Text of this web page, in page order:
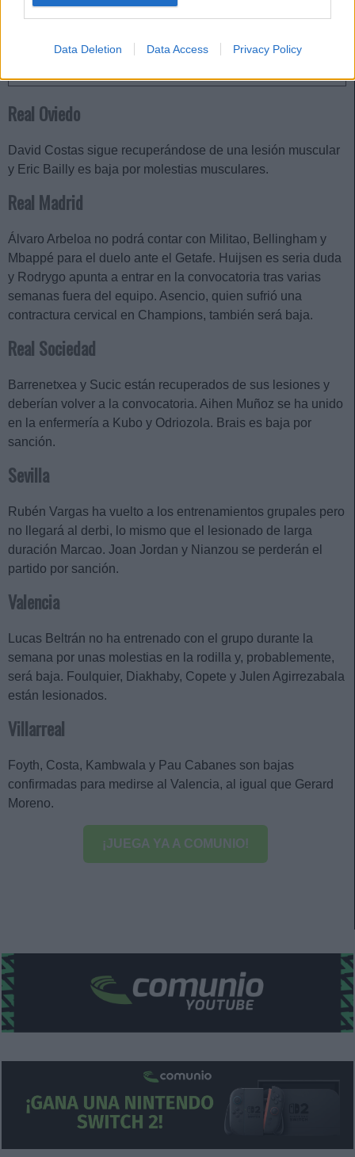
Data Deletion Data Access Privacy Policy
cinco opciones 'low cost' por
Real Oviedo
David Costas sigue recuperándose de una lesión muscular
y Eric Bailly es baja por molestias musculares.
Real Madrid
Álvaro Arbeloa no podrá contar con Militao, Bellingham y
Mbappé para el duelo ante el Getafe. Huijsen es seria duda
y Rodrygo apunta a entrar en la convocatoria tras varias
semanas fuera del equipo. Asencio, quien sufrió una
contractura cervical en Champions, también será baja.
Real Sociedad
Barrenetxea y Sucic están recuperados de sus lesiones y
deberían volver a la convocatoria. Aihen Muñoz se ha unido
en la enfermería a Kubo y Odriozola. Brais es baja por
sanción.
Sevilla
Rubén Vargas ha vuelto a los entrenamientos grupales pero
no llegará al derbi, lo mismo que el lesionado de larga
duración Marcao. Joan Jordan y Nianzou se perderán el
partido por sanción.
Valencia
Lucas Beltrán no ha entrenado con el grupo durante la
semana por unas molestias en la rodilla y, probablemente,
será baja. Foulquier, Diakhaby, Copete y Julen Agirrezabala
están lesionados.
Villarreal
Foyth, Costa, Kambwala y Pau Cabanes son bajas
confirmadas para medirse al Valencia, al igual que Gerard
Moreno.
¡JUEGA YA A COMUNIO!